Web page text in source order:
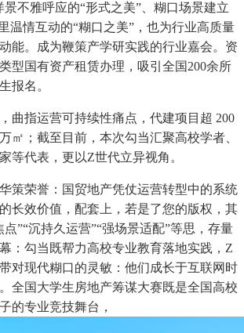
不雅呼应的“形式之美”、糊口场景建立
温情互动的“糊口之美”，也为行业高质量
能。成为鞭策产学研实践的行业嘉会。资
型国有资产租赁办理，吸引全国200余所
报名。
指运营可持续性痛点，代建项目超 200
㎡；截至目前，本次勾当汇聚高校学者、
等代表，更以Z世代立异视角。
荣誉：国贸地产凭仗运营转型中的系统
长效价值，配套上，若是了您的版权，其
”“沉持久运营”“强场景适配”等思，存量
：勾当既帮力高校专业教育落地实践，Z
对现代糊口的灵敏：他们成长于互联网时
全国大学生房地产筹谋大赛既是全国高校
的专业竞技舞台，